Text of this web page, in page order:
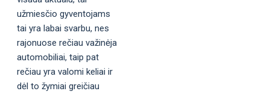
užmiesčio gyventojams
tai yra labai svarbu, nes
rajonuose rečiau važinėja
automobiliai, taip pat
rečiau yra valomi keliai ir
dėl to žymiai greičiau